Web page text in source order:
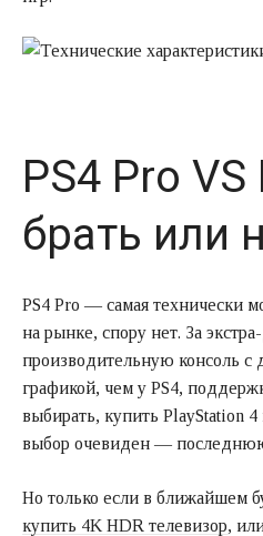
PS4 Pro VS
брать или
PS4 Pro — самая технически
на рынке, спору нет. За
производительную консоль с
графикой, чем у PS4,
выбирать, купить PlayStation
выбор очевиден —
Но только если в ближайшем
купить 4K HDR телевизор,